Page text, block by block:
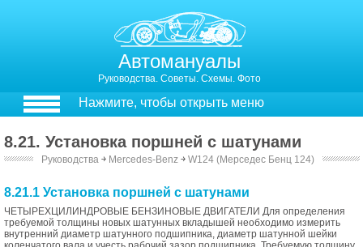
Автомануалы
Руководства. Советы. Схемы. Фото
Нажмите, чтобы открыть меню
8.21. Установка поршней с шатунами
Руководства ￫ Mercedes-Benz ￫ W124 (Мерседес Бенц 124)
8.21.1 Установка поршней с шатунами
ЧЕТЫРЕХЦИЛИНДРОВЫЕ БЕНЗИНОВЫЕ ДВИГАТЕЛИ Для определения
требуемой толщины новых шатунных вкладышей необходимо измерить
внутренний диаметр шатунного подшипника, диаметр шатунной шейки